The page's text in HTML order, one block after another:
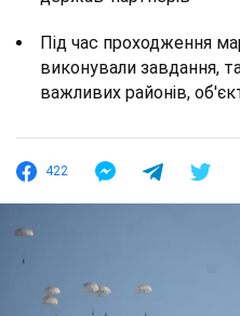
Під час проходження
виконували завдання,
важливих районів,
422